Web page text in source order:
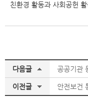
친환경 활동과 사회공헌
다음글
이전글 안전보건